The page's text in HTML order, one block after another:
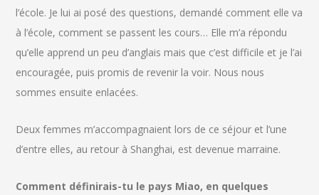
l’école. Je lui ai posé des questions, demandé comment elle va
à l’école, comment se passent les cours… Elle m’a répondu
qu’elle apprend un peu d’anglais mais que c’est difficile et je l’ai
encouragée, puis promis de revenir la voir. Nous nous
sommes ensuite enlacées.
Deux femmes m’accompagnaient lors de ce séjour et l’une
d’entre elles, au retour à Shanghai, est devenue marraine.
Comment définirais-tu le pays Miao, en quelques